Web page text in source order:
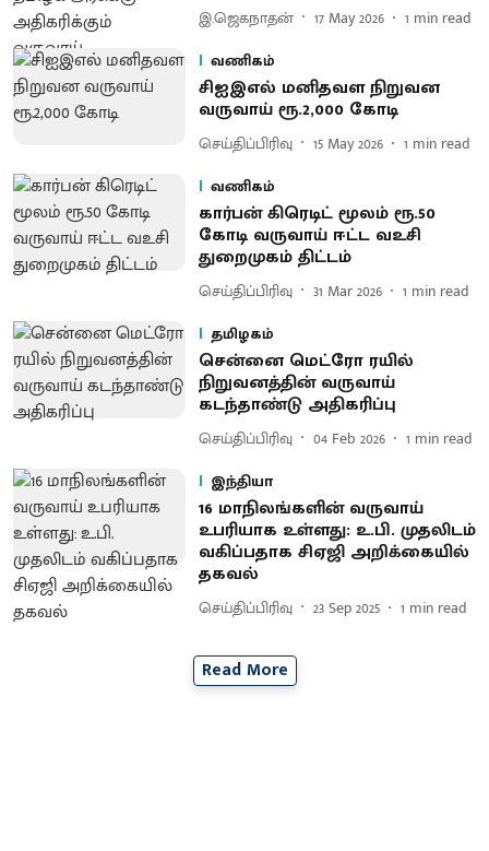
இ.ஜெகநாதன் 17 May 2026 1 min read
வணிகம்
சிஐஇஎல் மனிதவள நிறுவன
வருவாய் ரூ.2,000 கோடி
செய்திப்பிரிவு 15 May 2026 1 min read
வணிகம்
கார்பன் கிரெடிட் மூலம் ரூ.50
கோடி வருவாய் ஈட்ட வஉசி
துறைமுகம் திட்டம்
செய்திப்பிரிவு 31 Mar 2026 1 min read
தமிழகம்
சென்னை மெட்ரோ ரயில்
நிறுவனத்தின் வருவாய்
கடந்தாண்டு அதிகரிப்பு
செய்திப்பிரிவு 04 Feb 2026 1 min read
இந்தியா
16 மாநிலங்களின் வருவாய்
உபரியாக உள்ளது: உ.பி. முதலிடம்
வகிப்பதாக சிஏஜி அறிக்கையில்
தகவல்
செய்திப்பிரிவு 23 Sep 2025 1 min read
Read More